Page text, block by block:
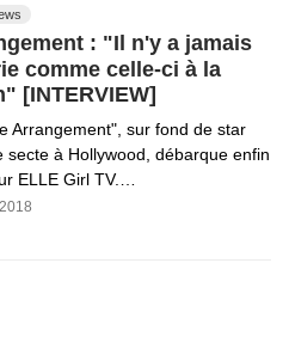
: "Il n'y a jamais
comme celle-ci à la
[INTERVIEW]
Arrangement", sur fond de star
secte à Hollywood, débarque enfin
ELLE Girl TV.…